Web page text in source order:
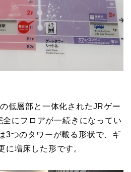
低層部と一体化されたJRゲー
全にフロアが一続きになってい
3つのタワーが載る形状で、ギ
に増床した形です。